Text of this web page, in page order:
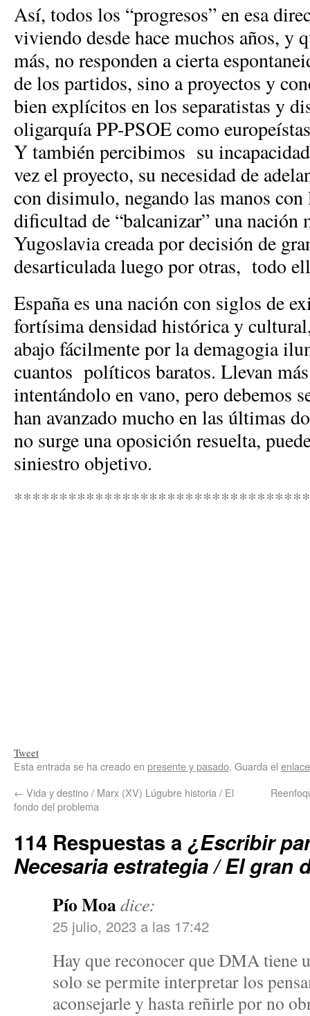
Así, todos los “progresos” en esa
viviendo desde hace muchos años, y
más, no responden a cierta
de los partidos, sino a proyectos y
bien explícitos en los separatistas y
oligarquía PP-PSOE como
Y también percibimos su
vez el proyecto, su necesidad de
con disimulo, negando las manos
dificultad de “balcanizar” una nación
Yugoslavia creada por decisión de
desarticulada luego por otras, todo
España es una nación con siglos de
fortísima densidad histórica y
abajo fácilmente por la demagogia
cuantos políticos baratos. Llevan
intentándolo en vano, pero debemos
han avanzado mucho en las últimas
no surge una oposición resuelta,
siniestro objetivo.
*********************************
Tweet
Esta entrada se ha creado en presente y pasado. Guarda el
← Vida y destino / Marx (XV) Lúgubre historia / El
fondo del problema
114 Respuestas a¿Escribir
Necesaria estrategia / El gran
Pío Moadice:
25 julio, 2023 a las 17:42
Hay que reconocer que DMA tiene
solo se permite interpretar los
aconsejarle y hasta reñirle por no